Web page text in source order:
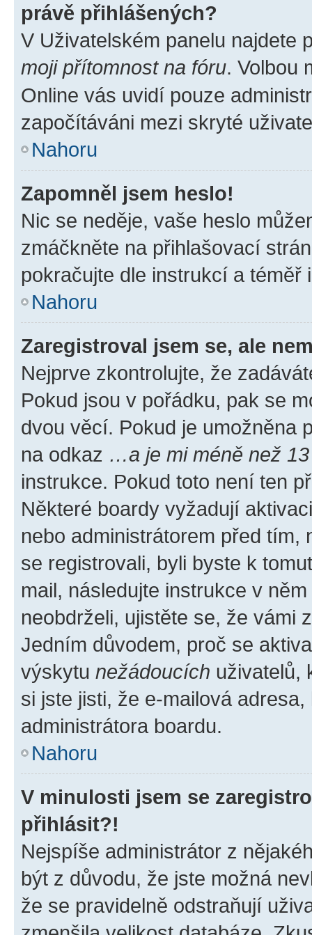
právě přihlášených?
V Uživatelském panelu najdete
moji přítomnost na fóru. Volbou
Online vás uvidí pouze
započítáváni mezi skryté
Nahoru
Zapomněl jsem heslo!
Nic se neděje, vaše heslo
zmáčkněte na přihlašovací
pokračujte dle instrukcí a téměř
Nahoru
Zaregistroval jsem se, ale
Nejprve zkontrolujte, že
Pokud jsou v pořádku, pak se
dvou věcí. Pokud je umožněna
na odkaz …a je mi méně než
instrukce. Pokud toto není ten
Některé boardy vyžadují
nebo administrátorem před tím,
se registrovali, byli byste k
mail, následujte instrukce v
neobdrželi, ujistěte se, že vámi
Jedním důvodem, proč se
výskytu nežádoucích uživatelů,
si jste jisti, že e-mailová
administrátora boardu.
Nahoru
V minulosti jsem se
přihlásit?!
Nejspíše administrátor z
být z důvodu, že jste možná
že se pravidelně odstraňují